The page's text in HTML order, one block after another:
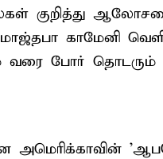
குறித்து
காமேனி
வரை போர் தொடரும்
அமெரிக்காவின்